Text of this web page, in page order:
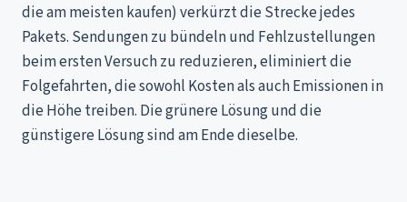
die am meisten kaufen) verkürzt die Strecke jedes
Pakets. Sendungen zu bündeln und Fehlzustellungen
beim ersten Versuch zu reduzieren, eliminiert die
Folgefahrten, die sowohl Kosten als auch Emissionen in
die Höhe treiben. Die grünere Lösung und die
günstigere Lösung sind am Ende dieselbe.